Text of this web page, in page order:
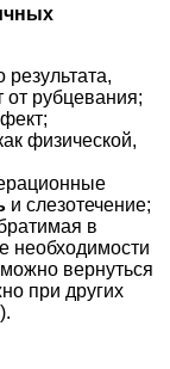
результата,
от рубцевания;
физической,
и слезотечение;
в
необходимости
вернуться
при других